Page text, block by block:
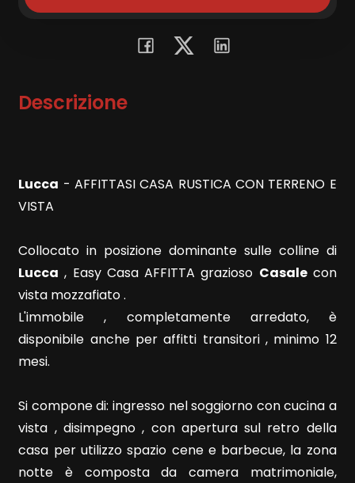
Descrizione
Lucca - AFFITTASI CASA RUSTICA CON TERRENO E
VISTA
Collocato in posizione dominante sulle colline di
Lucca , Easy Casa AFFITTA grazioso Casalecon
vista mozzafiato .
L'immobile , completamente arredato, è
disponibile anche per affitti transitori , minimo 12
mesi.
Si compone di: ingresso nel soggiorno con cucina a
vista , disimpegno , con apertura sul retro della
casa per utilizzo spazio cene e barbecue, la zona
notte è composta da camera matrimoniale,
Terreni
mq
minimi
Qualsiasi